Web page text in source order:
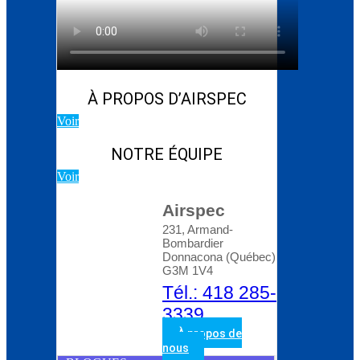
Blog d’Atlas Copco:
Comment choisir le bon
compresseur rotatif à
vis
À PROPOS D’AIRSPEC
Voir
NOTRE ÉQUIPE
Voir
Airspec
231, Armand-
Bombardier
Donnacona (Québec)
G3M 1V4
Tél.: 418 285-
3339
À propos de
nous